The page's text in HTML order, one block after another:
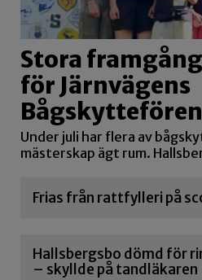
Stora
för Järnvägens
Under juli har flera av
mästerskap ägt rum.
Frias från rattfylleri på
Hallsbergsbo dömd för
– skyllde på tandläkaren